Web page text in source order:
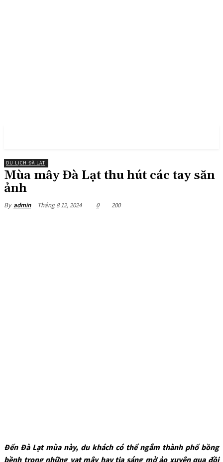
DU LỊCH ĐÀ LẠT
Mùa mây Đà Lạt thu hút các tay săn
ảnh
By admin Tháng 8 12, 2024 0 200
Đến Đà Lạt mùa này, du khách có thể ngắm thành phố bồng
bềnh trong những vạt mây hay tia sáng mờ ảo xuyên qua đồi